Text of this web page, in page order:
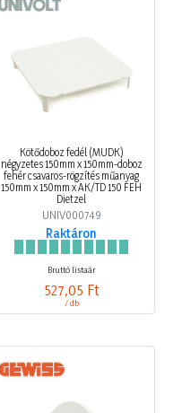
Kötődoboz fedél (MÜDK)
négyzetes 150mm x 150mm-doboz
fehér csavaros-rögzítés műanyag
150mm x 150mm x AK/TD 150 FEH
Dietzel
UNIV000749
Raktáron
Bruttó listaár
527,05 Ft
/ db